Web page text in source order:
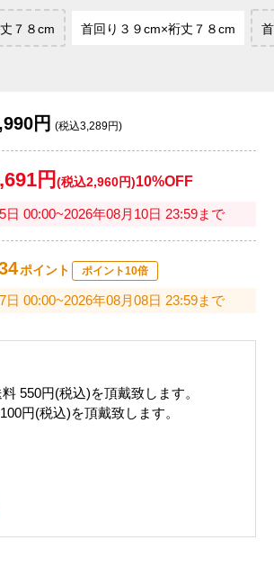
７８cm 首回り３９cm×裄丈７８cm
円 (税込3,289円)
円 (税込2,960円)10%OFF
日 00:00~2026年08月10日 23:59まで
ポイント ポイント10倍
日 00:00~2026年08月08日 23:59まで
料 550円(税込)を頂戴致します。
円(税込)を頂戴致します。